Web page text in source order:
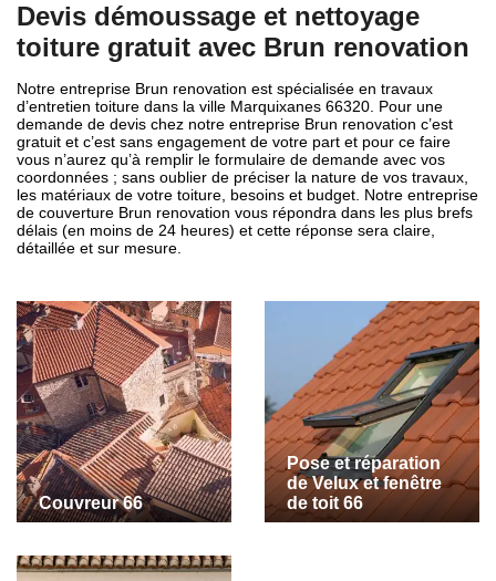
Devis démoussage et nettoyage
toiture gratuit avec Brun renovation
Notre entreprise Brun renovation est spécialisée en travaux
d’entretien toiture dans la ville Marquixanes 66320. Pour une
demande de devis chez notre entreprise Brun renovation c’est
gratuit et c’est sans engagement de votre part et pour ce faire
vous n’aurez qu’à remplir le formulaire de demande avec vos
coordonnées ; sans oublier de préciser la nature de vos travaux,
les matériaux de votre toiture, besoins et budget. Notre entreprise
de couverture Brun renovation vous répondra dans les plus brefs
délais (en moins de 24 heures) et cette réponse sera claire,
détaillée et sur mesure.
Couvreur 66
Pose et réparation
de Velux et fenêtre
de toit 66